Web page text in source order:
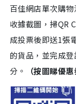
百佳網店單次購
收據截圖，掃QR
成投票後即送1張
的貨品，並完成
分。
（按圖睇優惠